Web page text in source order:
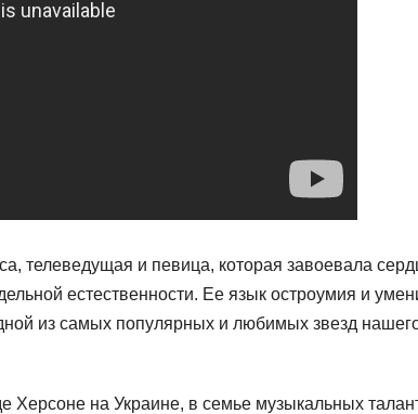
телеведущая и певица, которая завоевала
естественности. Ее язык остроумия и
из самых популярных и любимых звезд
Херсоне на Украине, в семье музыкальных